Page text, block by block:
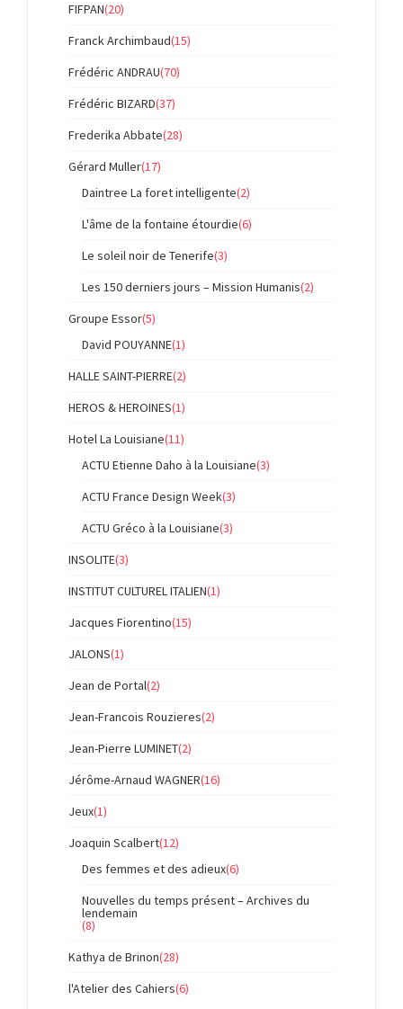
FIFPAN(20)
Franck Archimbaud(15)
Frédéric ANDRAU(70)
Frédéric BIZARD(37)
Frederika Abbate(28)
Gérard Muller(17)
Daintree La foret intelligente(2)
L'âme de la fontaine étourdie(6)
Le soleil noir de Tenerife(3)
Les 150 derniers jours – Mission Humanis(2)
Groupe Essor(5)
David POUYANNE(1)
HALLE SAINT-PIERRE(2)
HEROS & HEROINES(1)
Hotel La Louisiane(11)
ACTU Etienne Daho à la Louisiane(3)
ACTU France Design Week(3)
ACTU Gréco à la Louisiane(3)
INSOLITE(3)
INSTITUT CULTUREL ITALIEN(1)
Jacques Fiorentino(15)
JALONS(1)
Jean de Portal(2)
Jean-Francois Rouzieres(2)
Jean-Pierre LUMINET(2)
Jérôme-Arnaud WAGNER(16)
Jeux(1)
Joaquin Scalbert(12)
Des femmes et des adieux(6)
Nouvelles du temps présent – Archives du
lendemain
(8)
Kathya de Brinon(28)
l'Atelier des Cahiers(6)